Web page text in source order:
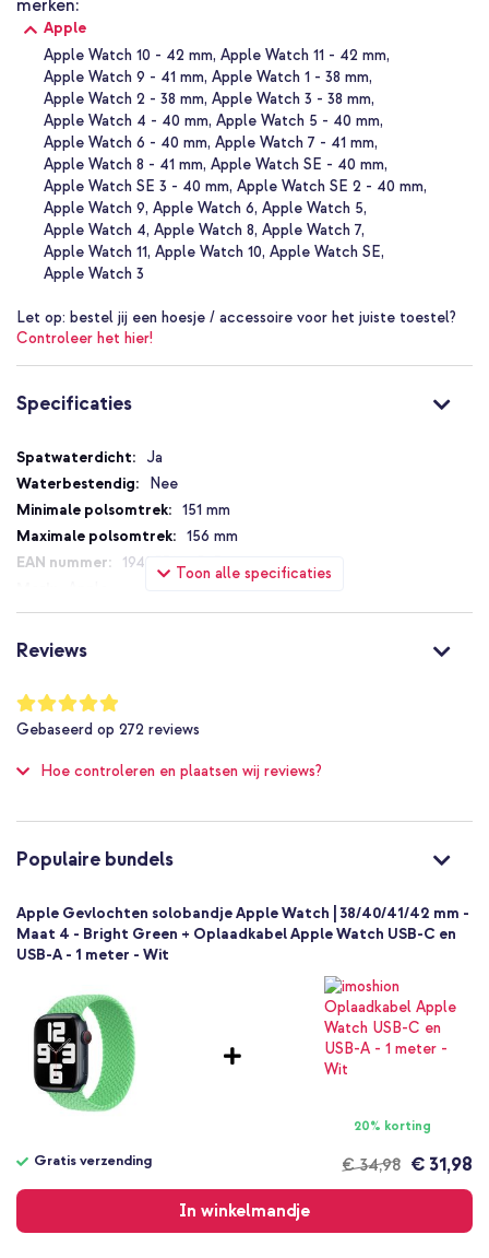
gegarandeerd en het staat erom bekend lang mee te gaan. Verder
staan duurzaamheid in het product en productieproces vaak
centraal, bekend als Apple 2030.
Waarom het Apple Gevlochten solobandje voor de Apple Watch?
Rekbaar gevlochten design
Gemaakt van 40% gerecycled materiaal
Zweet- en waterbestendig
Comfortabel en zacht gevoel
Verschillende maten voor de perfecte pasvorm
Met 1 jaar garantie
Gevlochten solobandje.
merken:
Apple
Apple Watch 10 - 42 mm Apple Watch 11 - 42 mm
Apple Watch 9 - 41 mm Apple Watch 1 - 38 mm
Apple Watch 2 - 38 mm Apple Watch 3 - 38 mm
Apple Watch 4 - 40 mm Apple Watch 5 - 40 mm
Apple Watch 6 - 40 mm Apple Watch 7 - 41 mm
Apple Watch 8 - 41 mm Apple Watch SE - 40 mm
Apple Watch SE 3 - 40 mm Apple Watch SE 2 - 40 mm
Apple Watch 9 Apple Watch 6 Apple Watch 5
Apple Watch 4 Apple Watch 8 Apple Watch 7
Apple Watch 11 Apple Watch 10 Apple Watch SE
Apple Watch 3
Let op: bestel jij een hoesje / accessoire voor het juiste toestel?
Controleer het hier!
Specificaties
Toon alle specificaties
Specificaties
Ja
Nee
151 mm
156 mm
194253026563
MN053ZM/A
Apple
Smartwatch bandje
Geen
Reviews
Waardering:
98
%
of
Gebaseerd op 272 reviews
Hoe controleren en plaatsen wij reviews?
Populaire bundels
Apple Gevlochten solobandje Apple Watch | 38/40/41/42 mm -
Maat 4 - Bright Green + Oplaadkabel Apple Watch USB-C en
USB-A - 1 meter - Wit
20% korting
€ 34,98
Gratis verzending € 31,98
In winkelmandje
verzending